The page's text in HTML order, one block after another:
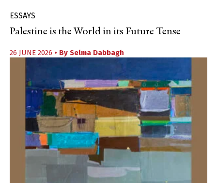
ESSAYS
Palestine is the World in its Future Tense
26 JUNE 2026 • By Selma Dabbagh